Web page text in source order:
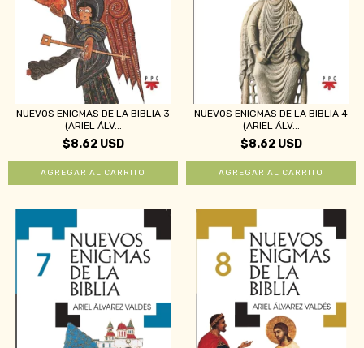
NUEVOS ENIGMAS DE LA BIBLIA 3
(ARIEL ÁLV...
$8.62 USD
NUEVOS ENIGMAS DE LA BIBLIA 4
(ARIEL ÁLV...
$8.62 USD